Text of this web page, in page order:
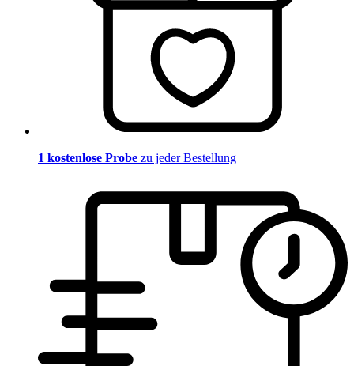
1 kostenlose Probe zu jeder Bestellung